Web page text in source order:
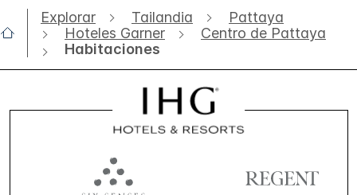
Explorar Tailandia
Pattaya
Hoteles Garner
Centro de Pattaya
Habitaciones